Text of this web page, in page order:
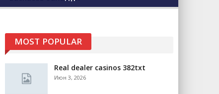
MOST POPULAR
Real dealer casinos 382txt
Июн 3, 2026